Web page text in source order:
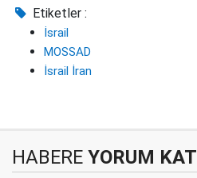
Etiketler :
İsrail
MOSSAD
İsrail İran
HABERE YORUM KAT